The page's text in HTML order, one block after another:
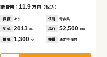
諸費用： 11.9万円 （税込）
保証 あり 住所 青森県
年式 2013年 走行 52,500 km
排気 1,300cc 整備 法定整備付
150.4万円
車両本体価格
諸費用：9.4 万円 （税込）
保証 あり 住所 千葉県
諸費用： 10.3万円 （税込）
保証 あり 住所 熊本県
年式 2020年 走行 40,000 km
排気 1,400cc 整備 法定整備付